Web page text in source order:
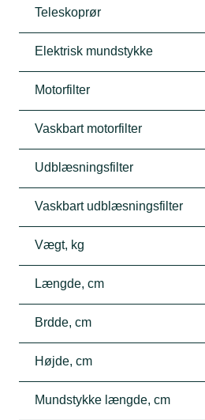
Teleskoprør
Elektrisk mundstykke
Motorfilter
Vaskbart motorfilter
Udblæsningsfilter
Vaskbart udblæsningsfilter
Vægt, kg
Længde, cm
Brdde, cm
Højde, cm
Mundstykke længde, cm